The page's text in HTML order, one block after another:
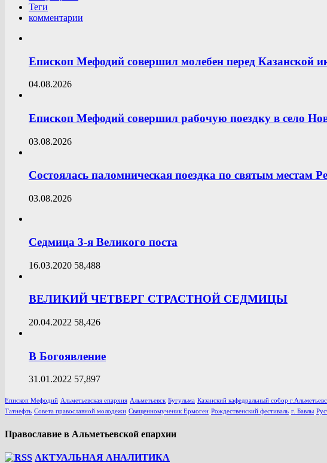
Теги
комментарии
Епископ Мефодий совершил молебен перед Казанской
04.08.2026
Епископ Мефодий совершил рабочую поездку в село
03.08.2026
Состоялась паломническая поездка по святым местам
03.08.2026
Седмица 3-я Великого поста
16.03.2020 58,488
ВЕЛИКИЙ ЧЕТВЕРГ СТРАСТНОЙ СЕДМИЦЫ
20.04.2022 58,426
В Богоявление
31.01.2022 57,897
Епископ Мефодий Альметьевская епархия Альметьевск Бугульма Казанский кафедральный собор
Татнефть Совета православной молодежи Священномученик Ермоген Рождественский фестиваль г. Бавлы
Православие в Альметьевской епархии
АКТУАЛЬНАЯ АНАЛИТИКА